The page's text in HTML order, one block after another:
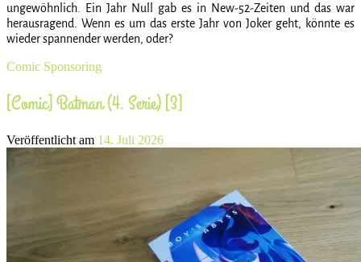
ungewöhnlich. Ein Jahr Null gab es in New-52-Zeiten und das war
herausragend. Wenn es um das erste Jahr von Joker geht, könnte es
wieder spannender werden, oder?
Comic Sponsoring
[Comic] Batman (4. Serie) [3]
Veröffentlicht am 14. Juli 2026